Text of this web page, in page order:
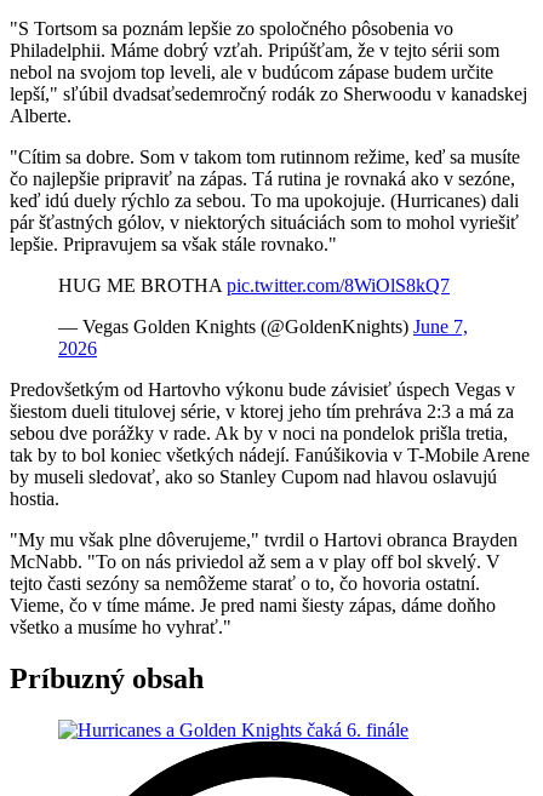
"S Tortsom sa poznám lepšie zo spoločného pôsobenia vo
Philadelphii. Máme dobrý vzťah. Pripúšťam, že v tejto sérii som
nebol na svojom top leveli, ale v budúcom zápase budem určite
lepší," sľúbil dvadsaťsedemročný rodák zo Sherwoodu v kanadskej
Alberte.
"Cítim sa dobre. Som v takom tom rutinnom režime, keď sa musíte
čo najlepšie pripraviť na zápas. Tá rutina je rovnaká ako v sezóne,
keď idú duely rýchlo za sebou. To ma upokojuje. (Hurricanes) dali
pár šťastných gólov, v niektorých situáciách som to mohol vyriešiť
lepšie. Pripravujem sa však stále rovnako."
HUG ME BROTHA pic.twitter.com/8WiOlS8kQ7
— Vegas Golden Knights (@GoldenKnights) June 7,
2026
Predovšetkým od Hartovho výkonu bude závisieť úspech Vegas v
šiestom dueli titulovej série, v ktorej jeho tím prehráva 2:3 a má za
sebou dve porážky v rade. Ak by v noci na pondelok prišla tretia,
tak by to bol koniec všetkých nádejí. Fanúšikovia v T-Mobile Arene
by museli sledovať, ako so Stanley Cupom nad hlavou oslavujú
hostia.
"My mu však plne dôverujeme," tvrdil o Hartovi obranca Brayden
McNabb. "To on nás priviedol až sem a v play off bol skvelý. V
tejto časti sezóny sa nemôžeme starať o to, čo hovoria ostatní.
Vieme, čo v tíme máme. Je pred nami šiesty zápas, dáme doňho
všetko a musíme ho vyhrať."
Príbuzný obsah